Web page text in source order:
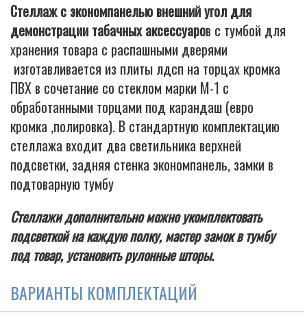
Стеллаж с экономпанелью внешний угол для
демонстрации табачных аксессуаров с тумбой для
хранения товара с распашными дверями
изготавливается из плиты лдсп на торцах кромка
ПВХ в сочетание со стеклом марки М-1 с
обработанными торцами под карандаш (евро
кромка ,полировка). В стандартную комплектацию
стеллажа входит два светильника верхней
подсветки, задняя стенка экономпанель, замки в
подтоварную тумбу
Стеллажи дополнительно можно укомплектовать
подсветкой на каждую полку, мастер замок в тумбу
под товар, установить рулонные шторы.
ВАРИАНТЫ КОМПЛЕКТАЦИЙ